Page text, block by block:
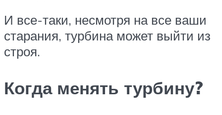
И все-таки, несмотря на все ваши
старания, турбина может выйти из
строя.
Когда менять турбину?